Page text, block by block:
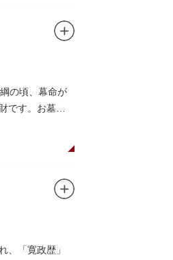
の頃、幕命が
です。お墓は
、「寛政歴」